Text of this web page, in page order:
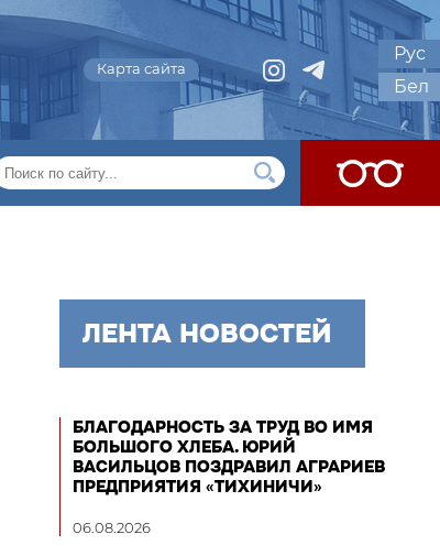
Карта сайта
Рус
Бел
ЛЕНТА НОВОСТЕЙ
БЛАГОДАРНОСТЬ ЗА ТРУД ВО ИМЯ
БОЛЬШОГО ХЛЕБА. ЮРИЙ
ВАСИЛЬЦОВ ПОЗДРАВИЛ АГРАРИЕВ
ПРЕДПРИЯТИЯ «ТИХИНИЧИ»
06.08.2026